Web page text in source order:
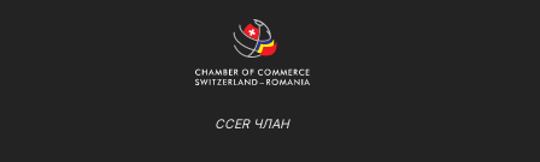
CCER ЧЛАН